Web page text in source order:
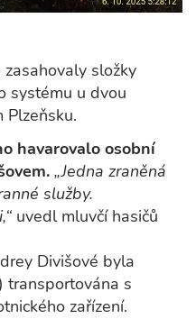
složky
systému u dvou
Plzeňsku.
havarovalo osobní
„Jedna zraněná
služby.
uvedl mluvčí hasičů
Divišové byla
transportována s
zařízení.